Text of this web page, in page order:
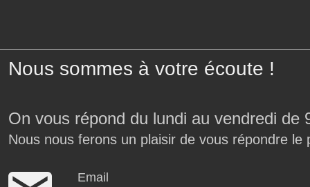
Nous sommes à votre écoute !
On vous répond du lundi au vendredi
Nous nous ferons un plaisir de vous répondre le
Email